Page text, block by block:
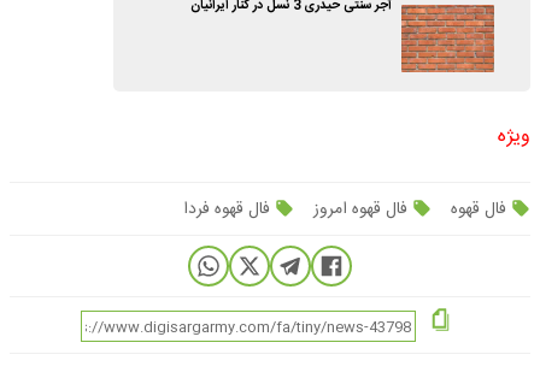
آجر سنتی حیدری 3 نسل در کنار ایرانیان
ویژه
فال قهوه فال قهوه امروز فال قهوه فردا